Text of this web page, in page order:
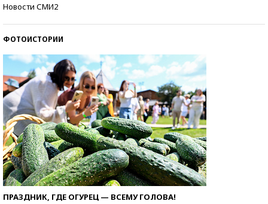
Новости СМИ2
ФОТОИСТОРИИ
ПРАЗДНИК, ГДЕ ОГУРЕЦ — ВСЕМУ ГОЛОВА!